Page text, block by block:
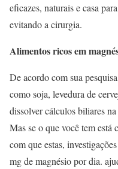
eficazes, naturais e casa
evitando a cirurgia.
Alimentos ricos em
De acordo com sua
como soja, levedura de
dissolver cálculos biliares
Mas se o que você tem
com que estas,
mg de magnésio por dia.